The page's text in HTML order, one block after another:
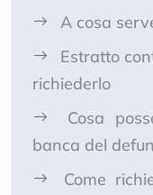
A cosa
Estratto
richiederlo
Cosa
banca del
Come